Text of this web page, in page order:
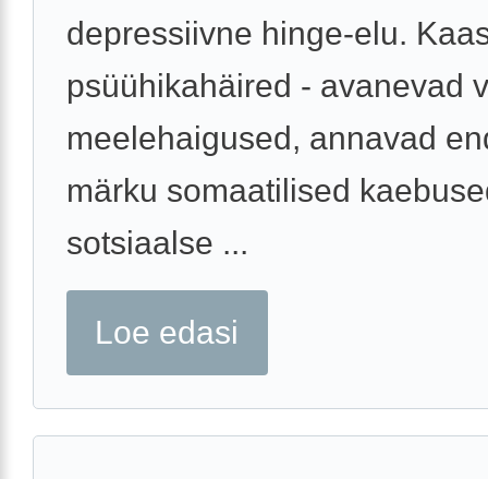
depressiivne hinge-elu.
psüühikahäired - avanevad
meelehaigused, annavad
märku somaatilised
sotsiaalse ...
Loe edasi